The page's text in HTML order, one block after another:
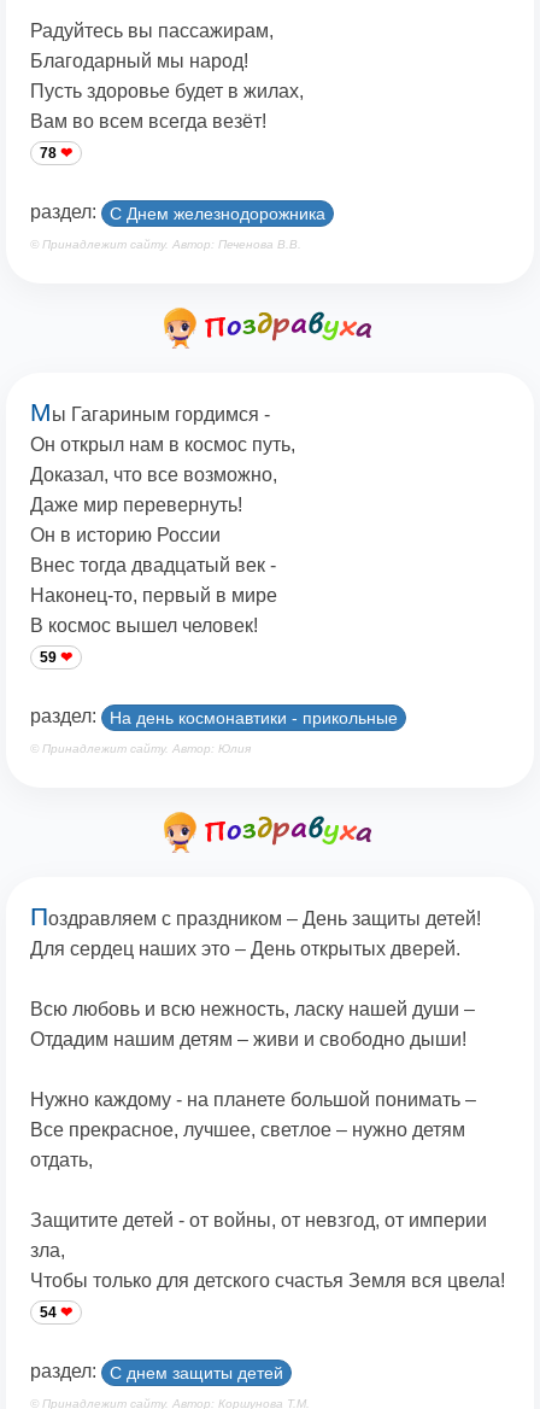
Радуйтесь вы пассажирам,
Благодарный мы народ!
Пусть здоровье будет в жилах,
Вам во всем всегда везёт!
78
раздел: С Днем железнодорожника
© Принадлежит сайту. Автор: Печенова В.В.
Мы Гагариным гордимся -
Он открыл нам в космос путь,
Доказал, что все возможно,
Даже мир перевернуть!
Он в историю России
Внес тогда двадцатый век -
Наконец-то, первый в мире
В космос вышел человек!
59
раздел: На день космонавтики - прикольные
© Принадлежит сайту. Автор: Юлия
Поздравляем с праздником – День защиты детей!
Для сердец наших это – День открытых дверей.
Всю любовь и всю нежность, ласку нашей души –
Отдадим нашим детям – живи и свободно дыши!
Нужно каждому - на планете большой понимать –
Все прекрасное, лучшее, светлое – нужно детям
отдать,
Защитите детей - от войны, от невзгод, от империи
зла,
Чтобы только для детского счастья Земля вся цвела!
54
раздел: С днем защиты детей
© Принадлежит сайту. Автор: Коршунова Т.М.